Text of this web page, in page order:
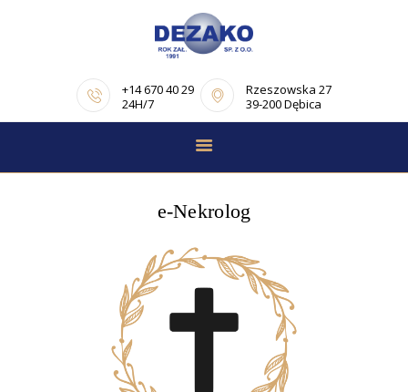
+14 670 40 29
24H/7
Rzeszowska 27
39-200 Dębica
STRONA GŁÓWNA
OFERTA
PORADNIK
POGRZEBOWY
OPINIE
KONTAKT
e-Nekrolog